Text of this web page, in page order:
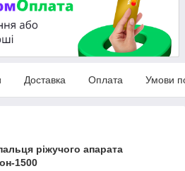
Доставка Оплата Умови
ріжучого апарата
1500